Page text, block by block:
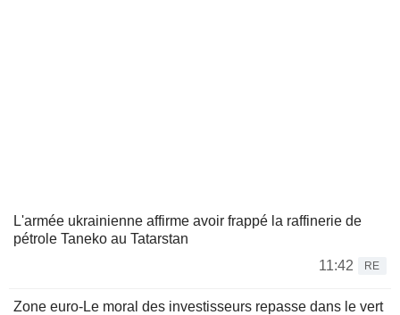
L'armée ukrainienne affirme avoir frappé la raffinerie de
pétrole Taneko au Tatarstan
11:42
RE
Zone euro-Le moral des investisseurs repasse dans le vert